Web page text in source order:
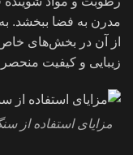
مدرن به فضا ببخشد.
از آن در بخش‌های
زیبایی و کیفیت
مزایای استفاده از